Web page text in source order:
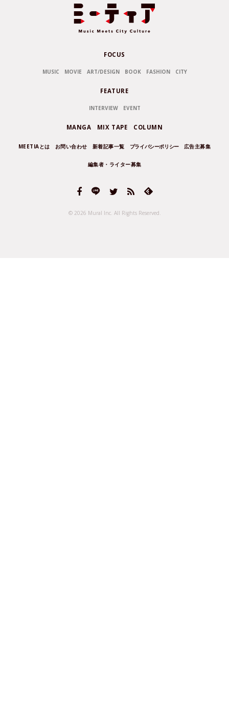
FOCUS
MUSIC MOVIE ART/DESIGN BOOK FASHION CITY
FEATURE
INTERVIEW EVENT
MANGA MIX TAPE COLUMN
MEETIAとは お問い合わせ 新着記事一覧 プライバシーポリシー 広告主募集
編集者・ライター募集
© 2026 Mural Inc. All Rights Reserved.